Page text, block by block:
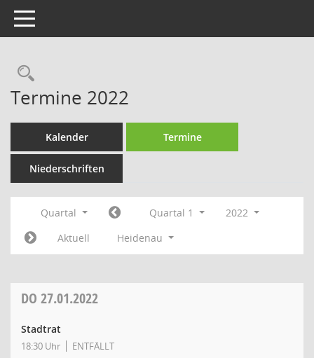
Toggle navigation
Rechercheauswahl
Termine 2022
Kalender Termine
Niederschriften
Quartal Quartal 1
2022
Aktuell
Heidenau
DO 27.01.2022
Stadtrat
18:30 Uhr ENTFÄLLT